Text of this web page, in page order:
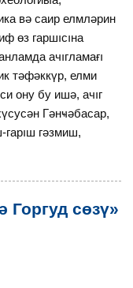
вə саир елмлəрин
өз гаршıсıна
ачıгламағı
тəфəккүр, елми
ону бу ишə, ачıг
Гəнҹəбасар,
гарıш гəзмиш,
сөзү»